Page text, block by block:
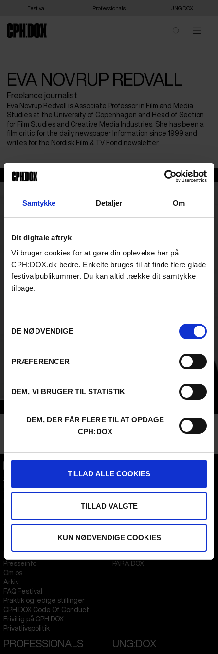
Samtykke Detaljer Om
Dit digitale aftryk
Vi bruger cookies for at gøre din oplevelse her på
CPH:DOX.dk bedre. Enkelte bruges til at finde flere glade
festivalpublikummer. Du kan altid trække dit samtykke
tilbage.
DE NØDVENDIGE
PRÆFERENCER
DEM, VI BRUGER TIL STATISTIK
DEM, DER FÅR FLERE TIL AT OPDAGE
CPH:DOX
TILLAD ALLE COOKIES
TILLAD VALGTE
KUN NØDVENDIGE COOKIES
Festival Professionals UNG:DOX
EVA NOVRUP REDVALL
Freelance journalist
Eva Novrup Redvall is Associate Professor in Film and Media
Studies at the University of Copenhagen and Head of Section
for Film Studies and Creative Media Industries. She has been a
film critic for the daily newspaper Information since 1999 and
writes for the Nordisk Film & TV Fond newsletter.
Eva Novrup Redvall
Nationalitet
Denmark
Dagbladet Information
Flæsketorvet 60, 3s
1711Copenhagen V
CVR31285569
FESTIVAL 2026 DA
Presseinfo
Om os
Arkiv
FAQ Festival
Praktik og ledige stillinger
CPH:DOX Code Of Conduct
Frivillig på CPH:DOX
Privatlivspolitik
STREAMING
PARA:DOX
PROFESSIONALS UNG:DOX